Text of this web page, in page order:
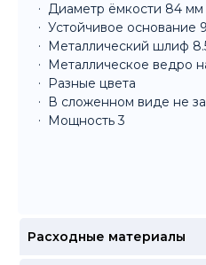
Диаметр ёмкости 84 мм
Устойчивое основание
Металлический шлиф
Металлическое ведро
Разные цвета
В сложенном виде не
Мощность 3
Расходные материалы